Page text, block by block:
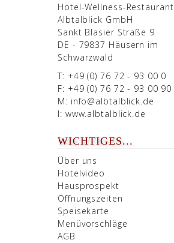
Hotel-Wellness-Restaurant
Albtalblick GmbH
Sankt Blasier Straße 9
DE - 79837 Häusern im
Schwarzwald
T: +49 (0) 76 72 - 93 00 0
F: +49 (0) 76 72 - 93 00 90
M: info@albtalblick.de
I: www.albtalblick.de
WICHTIGES...
Über uns
Hotelvideo
Hausprospekt
Öffnungszeiten
Speisekarte
Menüvorschläge
AGB